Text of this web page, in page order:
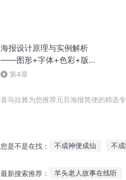
海报设计原理与实例解析
——图形+字体+色彩+版式|
赖灿伟
第4章
喜马拉雅为您推荐元旦海报简便的精选
您是不是在找： 不成神便成仙 不
最新搜索推荐： 羊头老人故事在线听